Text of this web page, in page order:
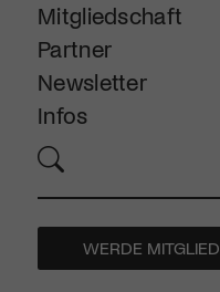
Mitgliedschaft
Partner
Newsletter
Infos
WERDE MITGLIED